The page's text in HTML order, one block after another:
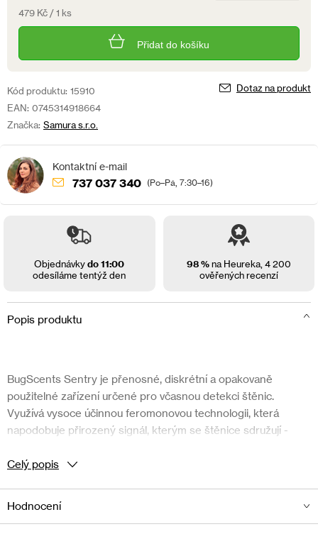
Měrná
cena:
479 Kč / 1 ks
Přidat do košíku
Kód produktu: 15910
EAN: 0745314918664
Značka: Samura s.r.o.
Dotaz na produkt
737 037 340 (Po–Pá, 7:30–16)
Objednávkydo 11:00
odesíláme tentýž den
98 %na Heureka, 4 200
ověřených recenzí
Popis produktu
BugScents Sentry je přenosné, diskrétní a opakovaně
použitelné zařízení určené pro včasnou detekci štěnic.
Využívá vysoce účinnou feromonovou technologii, která
napodobuje přirozený signál, kterým se štěnice sdružují -
nymfy.
Produkt vznikl na základě výzkumu London School of
Celý popis
Hodnocení